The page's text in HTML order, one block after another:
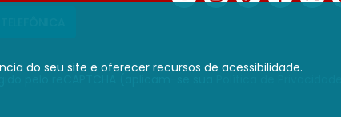
do seu site e oferecer recursos de acessibilidade.
pelo reCAPTCHA (aplicam-se sua